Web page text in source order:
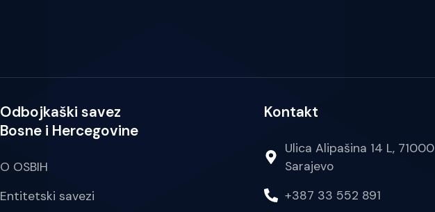
Odbojkaški savez
Bosne i Hercegovine
O OSBIH
Entitetski savezi
Kontakt
Ulica Alipašina 14 L, 71000
Sarajevo
+387 33 552 891